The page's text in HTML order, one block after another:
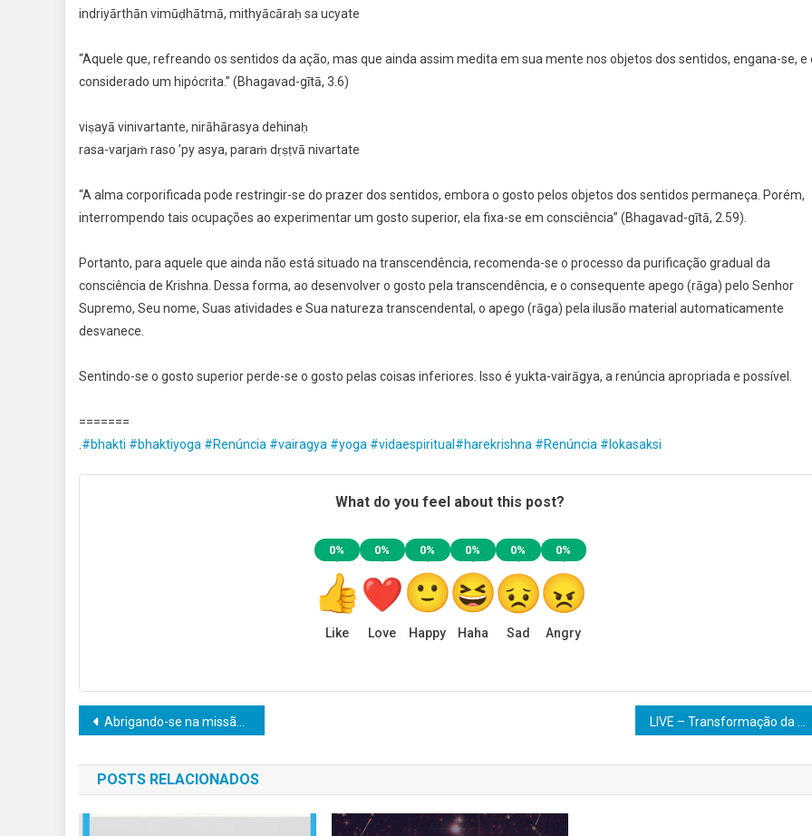
indriyārthān vimūḍhātmā, mithyācāraḥ sa ucyate
“Aquele que, refreando os sentidos da ação, mas que ainda assim medita em sua mente nos objetos dos sentidos, engana-se, e
considerado um hipócrita.” (Bhagavad-gītā, 3.6)
viṣayā vinivartante, nirāhārasya dehinaḥ
rasa-varjaṁ raso ’py asya, paraṁ dṛṣṭvā nivartate
“A alma corporificada pode restringir-se do prazer dos sentidos, embora o gosto pelos objetos dos sentidos permaneça. Porém,
interrompendo tais ocupações ao experimentar um gosto superior, ela fixa-se em consciência” (Bhagavad-gītā, 2.59).
Portanto, para aquele que ainda não está situado na transcendência, recomenda-se o processo da purificação gradual da
consciência de Krishna. Dessa forma, ao desenvolver o gosto pela transcendência, e o consequente apego (rāga) pelo Senhor
Supremo, Seu nome, Suas atividades e Sua natureza transcendental, o apego (rāga) pela ilusão material automaticamente
desvanece.
Sentindo-se o gosto superior perde-se o gosto pelas coisas inferiores. Isso é yukta-vairāgya, a renúncia apropriada e possível.
=======
.#bhakti #bhaktiyoga #Renúncia #vairagya #yoga #vidaespiritual #harekrishna #Renúncia #lokasaksi
What do you feel about this post?
0%
Like
0%
Love
0%
Happy
0%
Haha
0%
Sad
0%
Angry
Navegação
de
Post
Abrigando-se na missão do Guru LIVE – Transformação da Vida Espiritual em 21 dias
POSTS RELACIONADOS